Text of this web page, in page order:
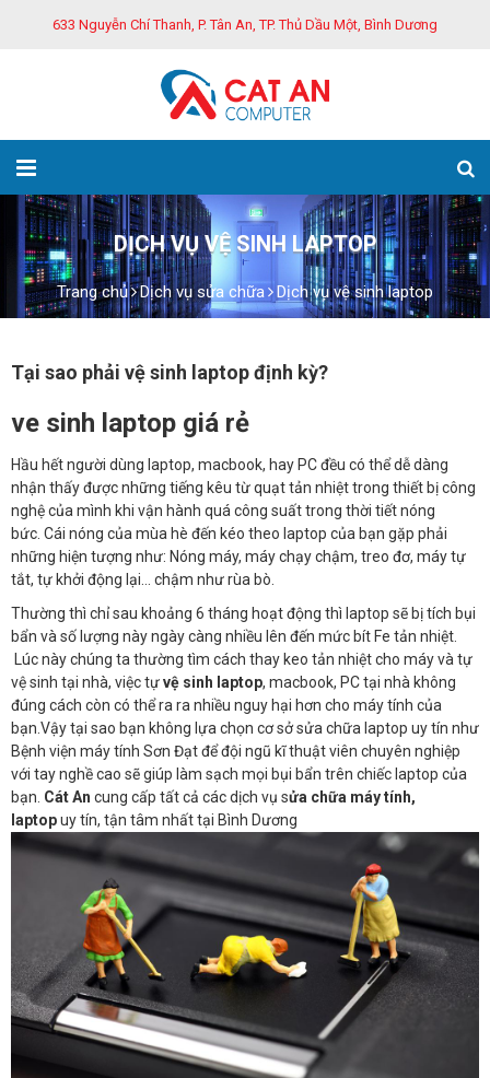
633 Nguyễn Chí Thanh, P. Tân An, TP. Thủ Dầu Một, Bình Dương
DỊCH VỤ VỆ SINH LAPTOP
Trang chủ Dịch vụ sửa chữa Dịch vụ vệ sinh laptop
Tại sao phải vệ sinh laptop định kỳ?
ve sinh laptop giá rẻ
Hầu hết người dùng laptop, macbook, hay PC đều có thể dễ dàng
nhận thấy được những tiếng kêu từ quạt tản nhiệt trong thiết bị công
nghệ của mình khi vận hành quá công suất trong thời tiết nóng
bức. Cái nóng của mùa hè đến kéo theo laptop của bạn gặp phải
những hiện tượng như: Nóng máy, máy chạy chậm, treo đơ, máy tự
tắt, tự khởi động lại… chậm như rùa bò.
Thường thì chỉ sau khoảng 6 tháng hoạt động thì laptop sẽ bị tích bụi
bẩn và số lượng này ngày càng nhiều lên đến mức bít Fe tản nhiệt.
Lúc này chúng ta thường tìm cách thay keo tản nhiệt cho máy và tự
vệ sinh tại nhà, việc tựvệ sinh laptop, macbook, PCtại nhà không
đúng cách còn có thể ra ra nhiều nguy hại hơn cho máy tính của
bạn.Vậy tại sao bạn không lựa chọn cơ sở sửa chữa laptop uy tín như
Bệnh viện máy tính Sơn Đạt để đội ngũ kĩ thuật viên chuyên nghiệp
với tay nghề cao sẽ giúp làm sạch mọi bụi bẩn trên chiếc laptop của
bạn. Cát An cung cấp tất cả các dịch vụ sửa chữa máy tính,
laptopuy tín, tận tâm nhất tại Bình Dương